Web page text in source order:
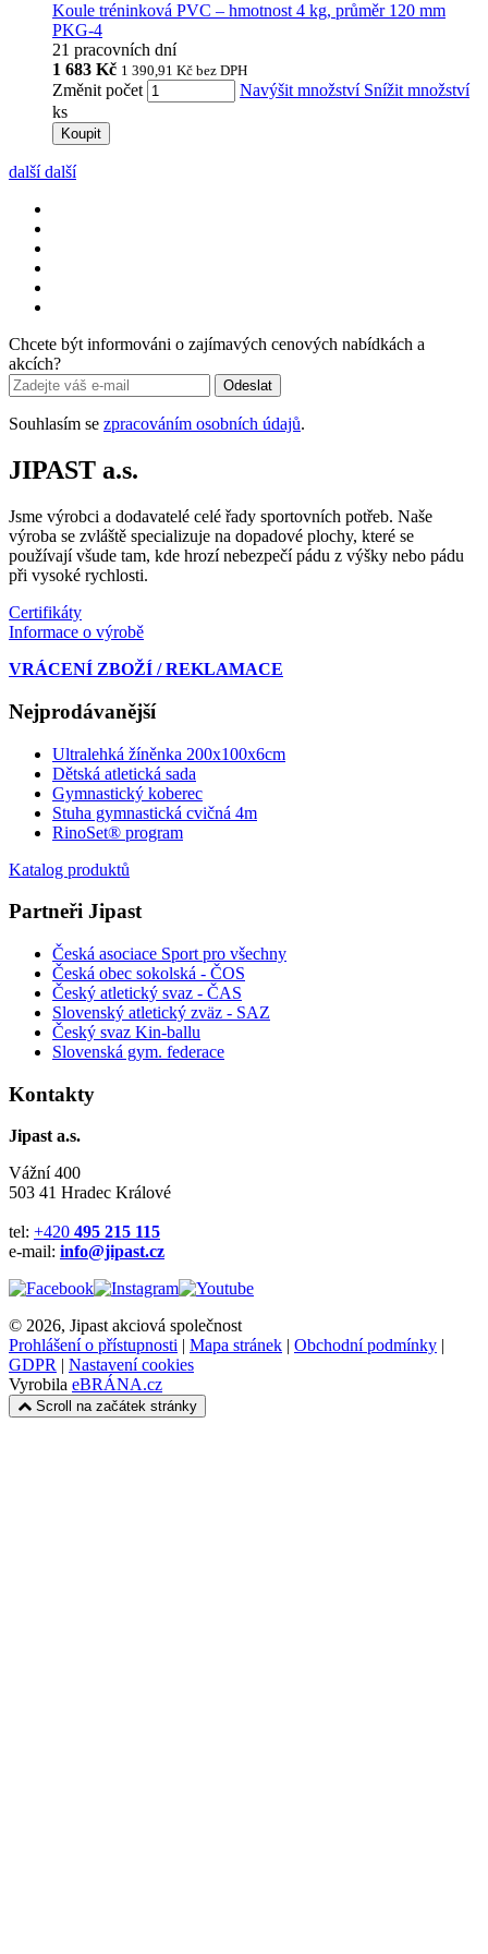
Koule tréninková PVC – hmotnost 4 kg, průměr 120 mm
PKG-4
21 pracovních dní
1 683 Kč 1 390,91 Kč bez DPH
Změnit počet Navýšit množství Snížit množství
ks
Koupit
další další
Chcete být informováni o zajímavých cenových nabídkách a
akcích?
Odeslat
Souhlasím se zpracováním osobních údajů.
JIPAST a.s.
Jsme výrobci a dodavatelé celé řady sportovních potřeb. Naše
výroba se zvláště specializuje na dopadové plochy, které se
používají všude tam, kde hrozí nebezpečí pádu z výšky nebo pádu
při vysoké rychlosti.
Certifikáty
Informace o výrobě
VRÁCENÍ ZBOŽÍ / REKLAMACE
Nejprodávanější
Ultralehká žíněnka 200x100x6cm
Dětská atletická sada
Gymnastický koberec
Stuha gymnastická cvičná 4m
RinoSet® program
Katalog produktů
Partneři Jipast
Česká asociace Sport pro všechny
Česká obec sokolská - ČOS
Český atletický svaz - ČAS
Slovenský atletický zväz - SAZ
Český svaz Kin-ballu
Slovenská gym. federace
Kontakty
Jipast a.s.
Vážní 400
503 41 Hradec Králové
tel: +420 495 215 115
e-mail: info@jipast.cz
© 2026, Jipast akciová společnost
Prohlášení o přístupnosti | Mapa stránek | Obchodní podmínky |
GDPR | Nastavení cookies
Vyrobila eBRÁNA.cz
Scroll na začátek stránky